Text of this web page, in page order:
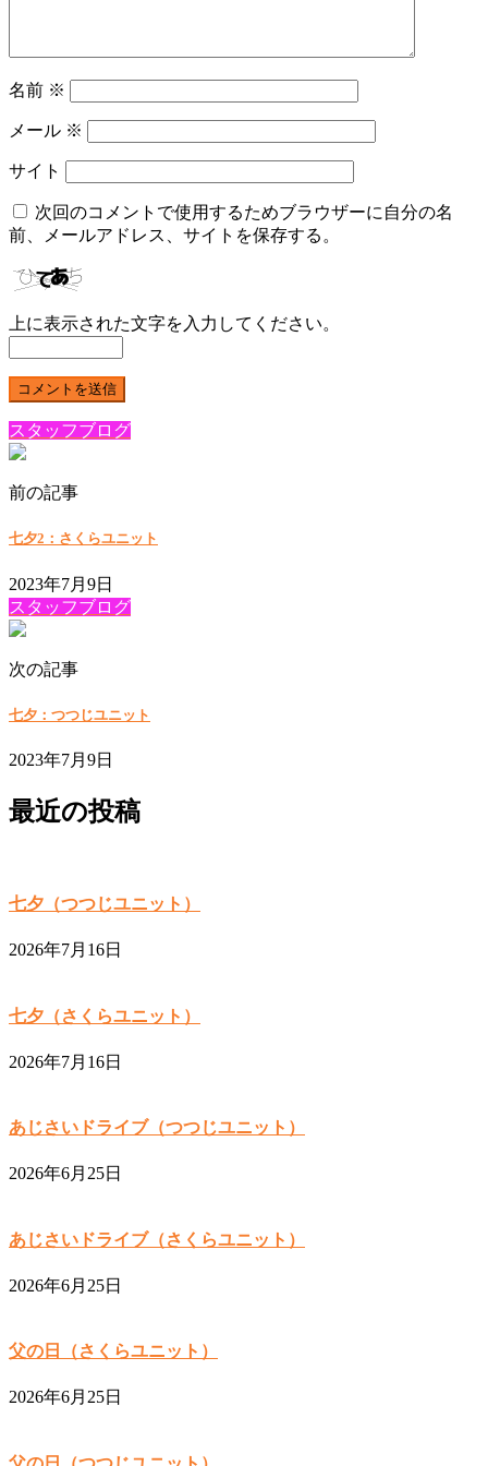
名前 ※
メール ※
サイト
次回のコメントで使用するためブラウザーに自分の名
前、メールアドレス、サイトを保存する。
上に表示された文字を入力してください。
スタッフブログ
前の記事
七夕2：さくらユニット
2023年7月9日
スタッフブログ
次の記事
七夕：つつじユニット
2023年7月9日
最近の投稿
七夕（つつじユニット）
2026年7月16日
七夕（さくらユニット）
2026年7月16日
あじさいドライブ（つつじユニット）
2026年6月25日
あじさいドライブ（さくらユニット）
2026年6月25日
父の日（さくらユニット）
2026年6月25日